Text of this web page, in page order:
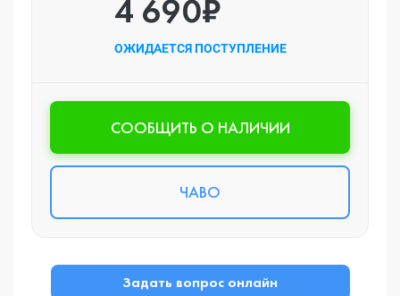
4 690₽
ОЖИДАЕТСЯ ПОСТУПЛЕНИЕ
CООБЩИТЬ О НАЛИЧИИ
ЧАВО
Задать вопрос онлайн